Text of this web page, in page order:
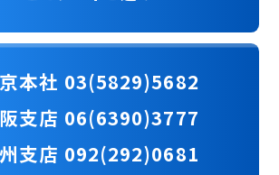
本社 03(5829)5682
支店 06(6390)3777
支店 092(292)0681